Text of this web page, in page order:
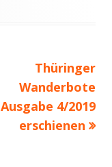
Nächster
Beitrag
Thüringer
Wanderbote
Ausgabe 4/2019
erschienen